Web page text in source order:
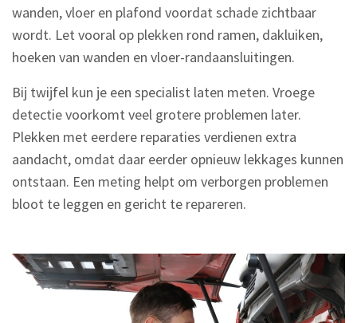
wanden, vloer en plafond voordat schade zichtbaar
wordt. Let vooral op plekken rond ramen, dakluiken,
hoeken van wanden en vloer-randaansluitingen.
Bij twijfel kun je een specialist laten meten. Vroege
detectie voorkomt veel grotere problemen later.
Plekken met eerdere reparaties verdienen extra
aandacht, omdat daar eerder opnieuw lekkages kunnen
ontstaan. Een meting helpt om verborgen problemen
bloot te leggen en gericht te repareren.